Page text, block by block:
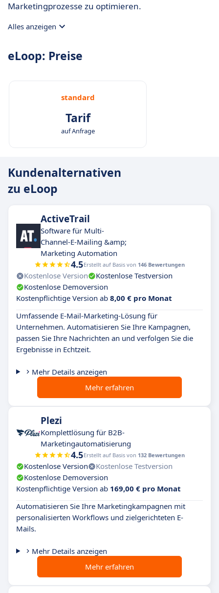
Marketingprozesse zu optimieren.
Alles anzeigen
eLoop: Preise
standard
Tarif
auf Anfrage
Kundenalternativen
zu eLoop
ActiveTrail
Software für Multi-
Channel-E-Mailing &amp;
Marketing Automation
4.5Erstellt auf Basis von 146 Bewertungen
Kostenlose Version
Kostenlose Testversion
Kostenlose Demoversion
Kostenpflichtige Version ab 8,00 € pro Monat
Umfassende E-Mail-Marketing-Lösung für
Unternehmen. Automatisieren Sie Ihre Kampagnen,
passen Sie Ihre Nachrichten an und verfolgen Sie die
Ergebnisse in Echtzeit.
Mehr Details anzeigen
Mehr erfahren
Plezi
Komplettlösung für B2B-
Marketingautomatisierung
4.5Erstellt auf Basis von 132 Bewertungen
Kostenlose Version
Kostenlose Testversion
Kostenlose Demoversion
Kostenpflichtige Version ab 169,00 € pro Monat
Automatisieren Sie Ihre Marketingkampagnen mit
personalisierten Workflows und zielgerichteten E-
Mails.
Mehr Details anzeigen
Mehr erfahren